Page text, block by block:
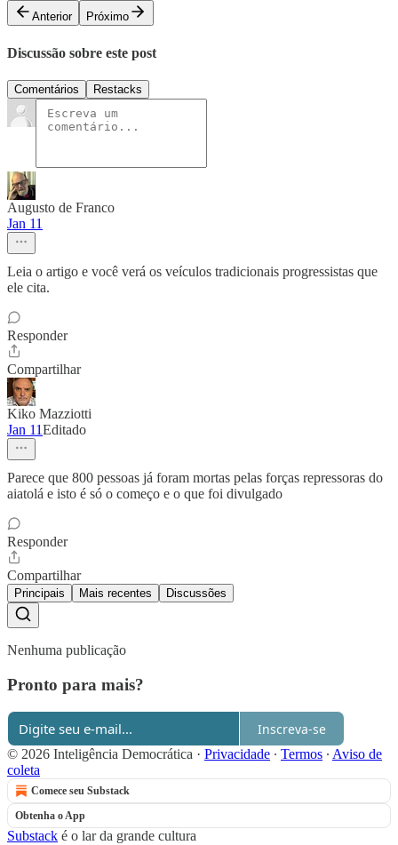
Anterior
Próximo
Discussão sobre este post
Comentários Restacks
Augusto de Franco
Jan 11
Leia o artigo e você verá os veículos tradicionais progressistas que
ele cita.
Responder
Compartilhar
Kiko Mazziotti
Jan 11Editado
Parece que 800 pessoas já foram mortas pelas forças repressoras do
aiatolá e isto é só o começo e o que foi divulgado
Responder
Compartilhar
Principais Mais recentes Discussões
Nenhuma publicação
Pronto para mais?
Inscreva-se
© 2026 Inteligência Democrática · Privacidade ∙ Termos ∙ Aviso de
coleta
Comece seu Substack
Obtenha o App
Substack é o lar da grande cultura